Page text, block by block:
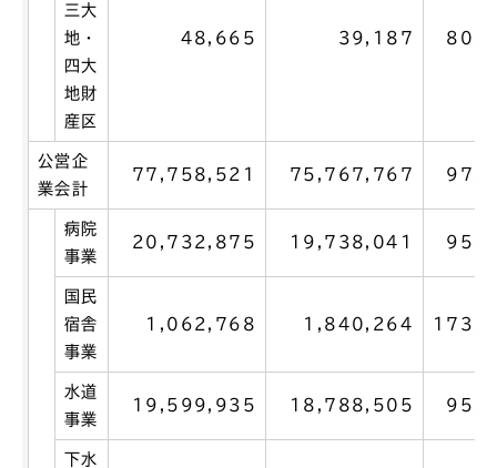
三大
地・
四大
地財
産区
48,665 39,187 80.5
公営企
業会計
77,758,521 75,767,767 97.4
病院
事業
20,732,875 19,738,041 95.2
国民
宿舎
事業
1,062,768 1,840,264 173.2
水道
事業
19,599,935 18,788,505 95.9
下水